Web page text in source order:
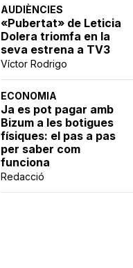
AUDIÈNCIES
«Pubertat» de Leticia
Dolera triomfa en la
seva estrena a TV3
Víctor Rodrigo
ECONOMIA
Ja es pot pagar amb
Bizum a les botigues
físiques: el pas a pas
per saber com
funciona
Redacció